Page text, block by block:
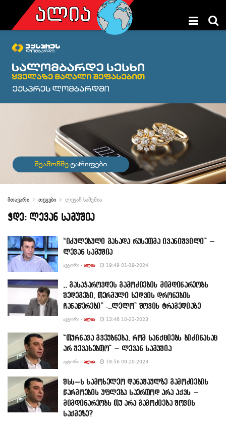
მთავარი თეგები ლევან სამუშია
ჭდე: ლევან სამუშია
“იძულებული გახადა რუსეთმა ივანიშვილი” –
ლევან სამუშია
ᲐᲕᲢᲝᲠᲘ - ᲐᲚᲘᲐ 19:49 01-19-2024
,, გასაჯაროვდეს გამოძიების მიმდინარეობს
შედეგები, თერმული ხედვის დრონების
ჩანაწერები” -,,ლელო” შოვის ტრაგედიაზე
ᲐᲕᲢᲝᲠᲘ - ᲐᲚᲘᲐ 13:46 10-23-2023
“თურნავა გვეუბნება, რომ სანქციებს ბიძინასაც
არ შევახებთო” – ლევან სამუშია
ᲐᲕᲢᲝᲠᲘ - ᲐᲚᲘᲐ 18:56 09-20-2023
შსს–ს სამოხელეო დანაშაულზე გამოძიების
წარმოების უფლება საერთოდ არა აქვს –
მიმდინარეობს თუ არა გამოძიება შოვის
საქმეზე?